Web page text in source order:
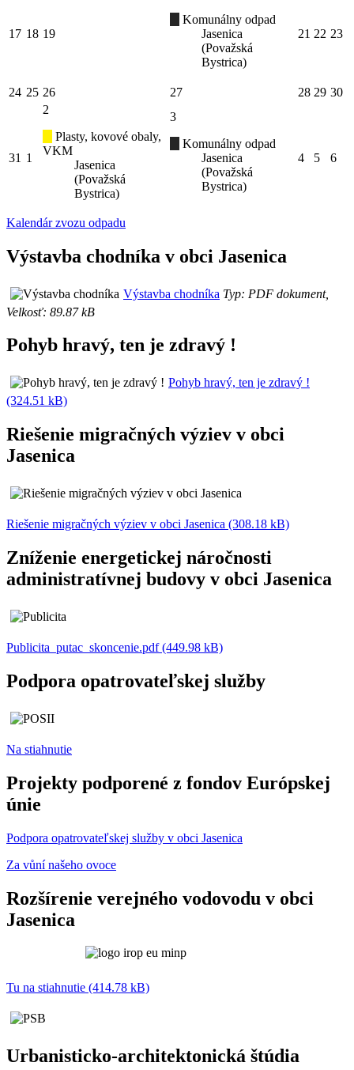
17 18 19
Komunálny odpad
Jasenica
(Považská
Bystrica)
21 22 23
24 25 26 27 28 29 30
31 1
2
Plasty, kovové obaly,
VKM
Jasenica
(Považská
Bystrica)
3
Komunálny odpad
Jasenica
(Považská
Bystrica)
4 5 6
Kalendár zvozu odpadu
Výstavba chodníka v obci Jasenica
Výstavba chodníka Typ: PDF dokument,
Velkosť: 89.87 kB
Pohyb hravý, ten je zdravý !
Pohyb hravý, ten je zdravý !
(324.51 kB)
Riešenie migračných výziev v obci
Jasenica
Riešenie migračných výziev v obci Jasenica (308.18 kB)
Zníženie energetickej náročnosti
administratívnej budovy v obci Jasenica
Publicita_putac_skoncenie.pdf (449.98 kB)
Podpora opatrovateľskej služby
Na stiahnutie
Projekty podporené z fondov Európskej
únie
Podpora opatrovateľskej služby v obci Jasenica
Za vůní našeho ovoce
Rozšírenie verejného vodovodu v obci
Jasenica
Tu na stiahnutie (414.78 kB)
Urbanisticko-architektonická štúdia